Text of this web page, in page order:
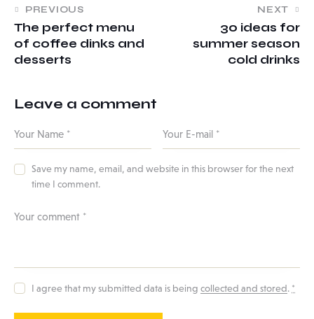
PREVIOUS
The perfect menu
of coffee dinks and
desserts
NEXT
30 ideas for
summer season
cold drinks
Leave a comment
Save my name, email, and website in this browser for the next
time I comment.
I agree that my submitted data is beingcollected and stored. *